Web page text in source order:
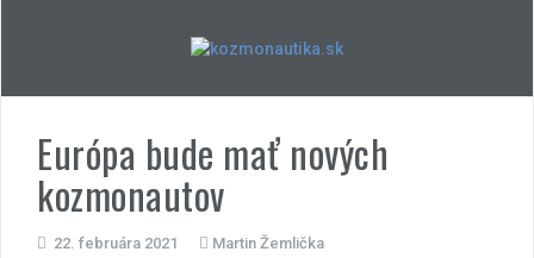
Európa bude mať nových
kozmonautov
22. februára 2021 Martin Žemlička